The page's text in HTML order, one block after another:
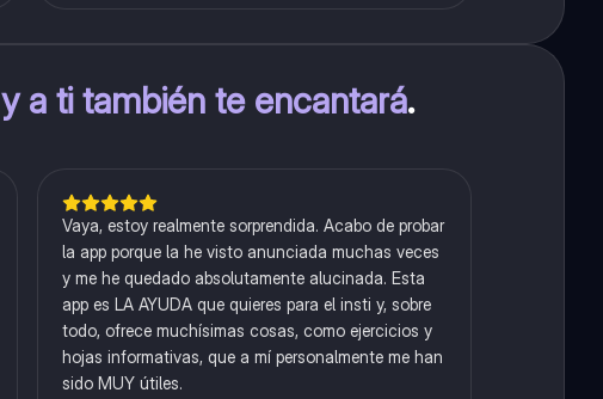
y a ti también te encantará.
Vaya, estoy realmente sorprendida. Acabo de probar
la app porque la he visto anunciada muchas veces
y me he quedado absolutamente alucinada. Esta
app es LA AYUDA que quieres para el insti y, sobre
todo, ofrece muchísimas cosas, como ejercicios y
hojas informativas, que a mí personalmente me han
sido MUY útiles.